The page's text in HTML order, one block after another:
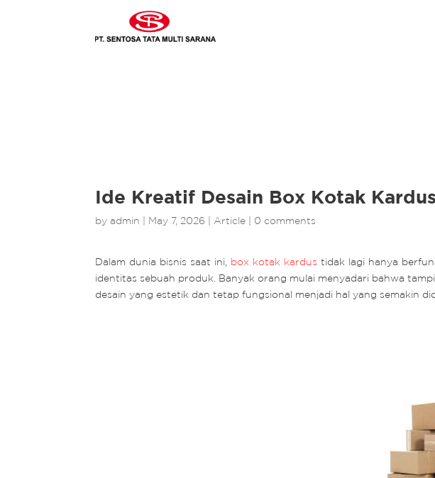
Ide Kreatif Desain Box Kotak
byadmin May 7, 2026 Article 0 comments
Dalam dunia bisnis saat ini, box kotak kardus tidak lagi hanya
identitas sebuah produk. Banyak orang mulai menyadari bahwa
desain yang estetik dan tetap fungsional menjadi hal yang semakin